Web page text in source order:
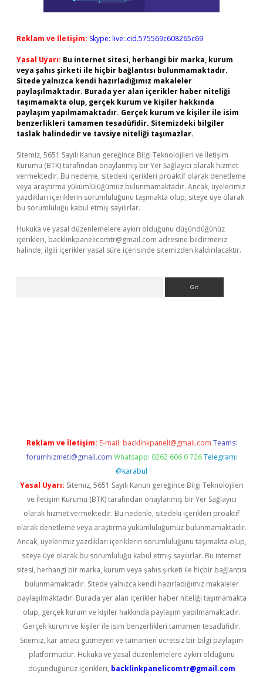
Reklam ve İletişim: Skype: live:.cid.575569c608265c69
Yasal Uyarı: Bu internet sitesi, herhangi bir marka, kurum
veya şahıs şirketi ile hiçbir bağlantısı bulunmamaktadır.
Sitede yalnızca kendi hazırladığımız makaleler
paylaşılmaktadır. Burada yer alan içerikler haber niteliği
taşımamakta olup, gerçek kurum ve kişiler hakkında
paylaşım yapılmamaktadır. Gerçek kurum ve kişiler ile isim
benzerlikleri tamamen tesadüfidir. Sitemizdeki bilgiler
taslak halindedir ve tavsiye niteliği taşımazlar.
Sitemiz, 5651 Sayılı Kanun gereğince Bilgi Teknolojileri ve İletişim
Kurumu (BTK) tarafından onaylanmış bir Yer Sağlayıcı olarak hizmet
vermektedir. Bu nedenle, sitedeki içerikleri proaktif olarak denetleme
veya araştırma yükümlülüğümüz bulunmamaktadır. Ancak, üyelerimiz
yazdıkları içeriklerin sorumluluğunu taşımakta olup, siteye üye olarak
bu sorumluluğu kabul etmiş sayılırlar.
Hukuka ve yasal düzenlemelere aykırı olduğunu düşündüğünüz
içerikleri, backlinkpanelicomtr@gmail.com adresine bildirmeniz
halinde, ilgili içerikler yasal süre içerisinde sitemizden kaldırılacaktır.
Reklam ve İletişim: E-mail: backlinkpaneli@gmail.com Teams:
forumhizmeti@gmail.com Whatsapp: 0262 606 0 726 Telegram:
@karabul
Yasal Uyarı: Sitemiz, 5651 Sayılı Kanun gereğince Bilgi Teknolojileri
ve İletişim Kurumu (BTK) tarafından onaylanmış bir Yer Sağlayıcı
olarak hizmet vermektedir. Bu nedenle, sitedeki içerikleri proaktif
olarak denetleme veya araştırma yükümlülüğümüz bulunmamaktadır.
Ancak, üyelerimiz yazdıkları içeriklerin sorumluluğunu taşımakta olup,
siteye üye olarak bu sorumluluğu kabul etmiş sayılırlar. Bu internet
sitesi, herhangi bir marka, kurum veya şahıs şirketi ile hiçbir bağlantısı
bulunmamaktadır. Sitede yalnızca kendi hazırladığımız makaleler
paylaşılmaktadır. Burada yer alan içerikler haber niteliği taşımamakta
olup, gerçek kurum ve kişiler hakkında paylaşım yapılmamaktadır.
Gerçek kurum ve kişiler ile isim benzerlikleri tamamen tesadüfidir.
Sitemiz, kar amacı gütmeyen ve tamamen ücretsiz bir bilgi paylaşım
platformudur. Hukuka ve yasal düzenlemelere aykırı olduğunu
düşündüğünüz içerikleri, backlinkpanelicomtr@gmail.com